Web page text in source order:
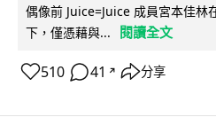
偶像前 Juice=Juice 成員宮本佳林
下，僅憑藉與...
閱讀全文
510 41 ↗ 分享